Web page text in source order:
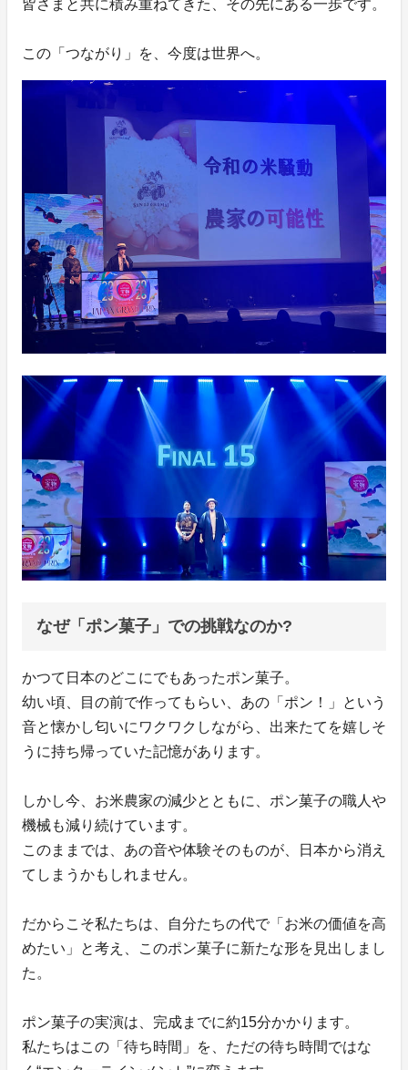
皆さまと共に積み重ねてきた、その先にある一歩です。
この「つながり」を、今度は世界へ。
なぜ「ポン菓子」での挑戦なのか?
かつて日本のどこにでもあったポン菓子。
幼い頃、目の前で作ってもらい、あの「ポン！」という
音と懐かし匂いにワクワクしながら、出来たてを嬉しそ
うに持ち帰っていた記憶があります。
しかし今、お米農家の減少とともに、ポン菓子の職人や
機械も減り続けています。
このままでは、あの音や体験そのものが、日本から消え
てしまうかもしれません。
だからこそ私たちは、自分たちの代で「お米の価値を高
めたい」と考え、このポン菓子に新たな形を見出しまし
た。
ポン菓子の実演は、完成までに約15分かかります。
私たちはこの「待ち時間」を、ただの待ち時間ではな